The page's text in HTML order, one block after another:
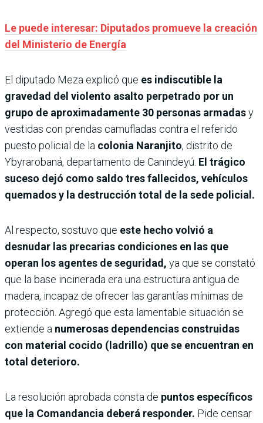
Le puede interesar: Diputados promueve la creación
del Ministerio de Energía
El diputado Meza explicó que es indiscutible la
gravedad del violento asalto perpetrado por un
grupo de aproximadamente 30 personas armadasy
vestidas con prendas camufladas contra el referido
puesto policial de la colonia Naranjito, distrito de
Ybyrarobaná, departamento de Canindeyú. El trágico
suceso dejó como saldo tres fallecidos, vehículos
quemados y la destrucción total de la sede policial.
Al respecto, sostuvo que este hecho volvió a
desnudar las precarias condiciones en las que
operan los agentes de seguridad, ya que se constató
que la base incinerada era una estructura antigua de
madera, incapaz de ofrecer las garantías mínimas de
protección. Agregó que esta lamentable situación se
extiende a numerosas dependencias construidas
con material cocido (ladrillo) que se encuentran en
total deterioro.
La resolución aprobada consta de puntos específicos
que la Comandancia deberá responder. Pide censar